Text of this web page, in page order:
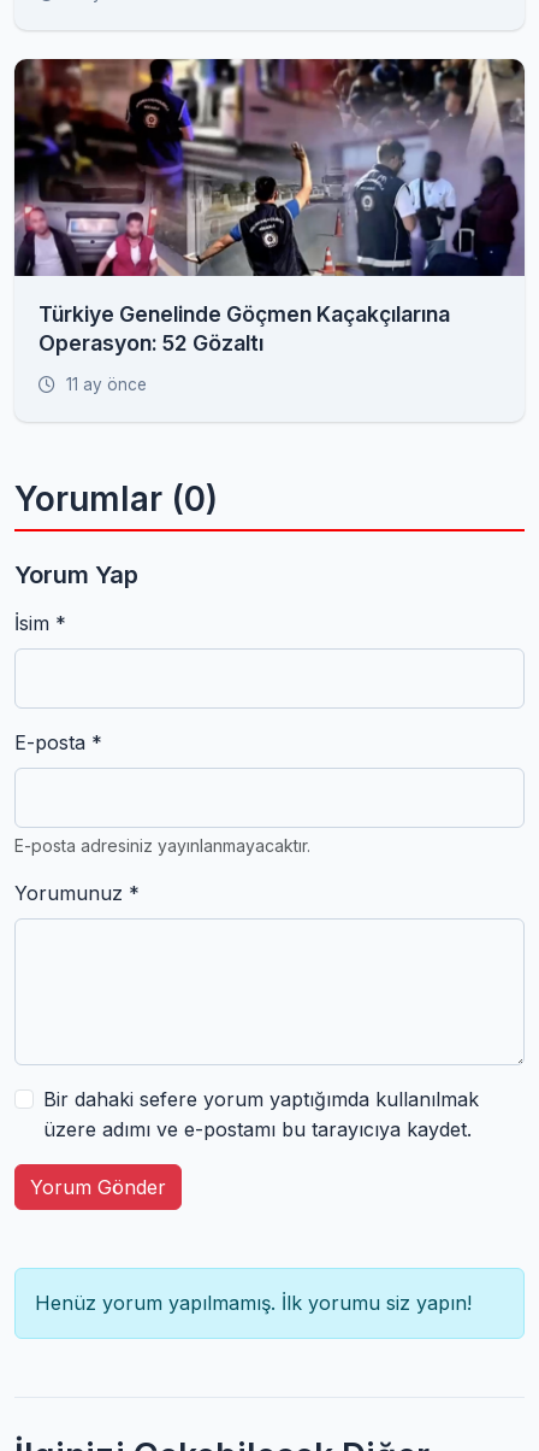
Türkiye Genelinde Göçmen Kaçakçılarına
Operasyon: 52 Gözaltı
11 ay önce
Yorumlar (0)
Yorum Yap
İsim *
E-posta *
E-posta adresiniz yayınlanmayacaktır.
Yorumunuz *
Bir dahaki sefere yorum yaptığımda kullanılmak
üzere adımı ve e-postamı bu tarayıcıya kaydet.
Yorum Gönder
Henüz yorum yapılmamış. İlk yorumu siz yapın!